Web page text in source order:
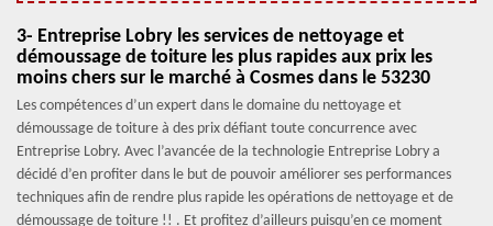
3- Entreprise Lobry les services de nettoyage et
démoussage de toiture les plus rapides aux prix les
moins chers sur le marché à Cosmes dans le 53230
Les compétences d’un expert dans le domaine du nettoyage et
démoussage de toiture à des prix défiant toute concurrence avec
Entreprise Lobry. Avec l’avancée de la technologie Entreprise Lobry a
décidé d’en profiter dans le but de pouvoir améliorer ses performances
techniques afin de rendre plus rapide les opérations de nettoyage et de
démoussage de toiture !! . Et profitez d’ailleurs puisqu’en ce moment